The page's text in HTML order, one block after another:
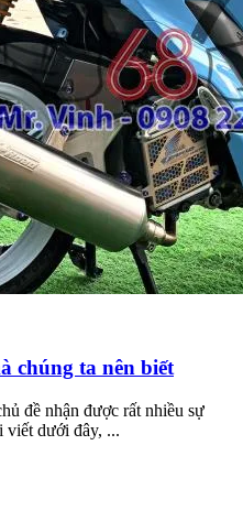
chúng ta nên biết
đề nhận được rất nhiều sự
viết dưới đây, ...